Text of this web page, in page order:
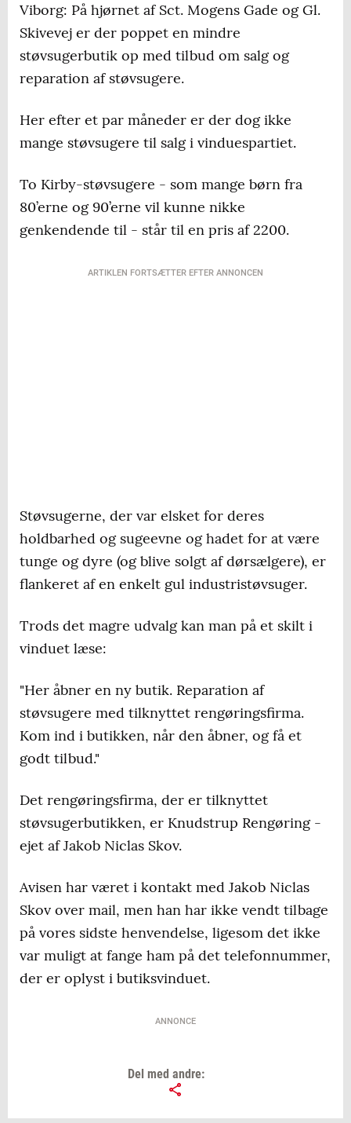
Viborg: På hjørnet af Sct. Mogens Gade og Gl.
Skivevej er der poppet en mindre
støvsugerbutik op med tilbud om salg og
reparation af støvsugere.
Her efter et par måneder er der dog ikke
mange støvsugere til salg i vinduespartiet.
To Kirby-støvsugere - som mange børn fra
80’erne og 90’erne vil kunne nikke
genkendende til - står til en pris af 2200.
ARTIKLEN FORTSÆTTER EFTER ANNONCEN
Støvsugerne, der var elsket for deres
holdbarhed og sugeevne og hadet for at være
tunge og dyre (og blive solgt af dørsælgere), er
flankeret af en enkelt gul industristøvsuger.
Trods det magre udvalg kan man på et skilt i
vinduet læse:
"Her åbner en ny butik. Reparation af
støvsugere med tilknyttet rengøringsfirma.
Kom ind i butikken, når den åbner, og få et
godt tilbud."
Det rengøringsfirma, der er tilknyttet
støvsugerbutikken, er Knudstrup Rengøring -
ejet af Jakob Niclas Skov.
Avisen har været i kontakt med Jakob Niclas
Skov over mail, men han har ikke vendt tilbage
på vores sidste henvendelse, ligesom det ikke
var muligt at fange ham på det telefonnummer,
der er oplyst i butiksvinduet.
ANNONCE
Del med andre: